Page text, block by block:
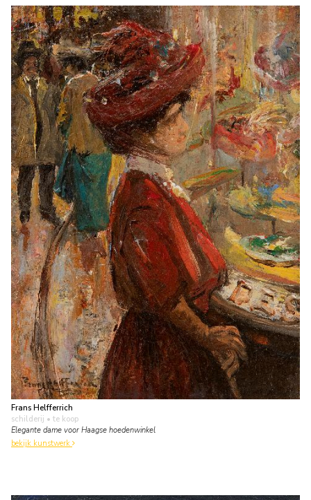
Frans Helfferrich
schilderij • te koop
Elegante dame voor Haagse hoedenwinkel
bekijk kunstwerk